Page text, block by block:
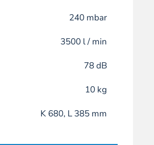
240 mbar
3500 l / min
78 dB
10 kg
K 680, L 385 mm